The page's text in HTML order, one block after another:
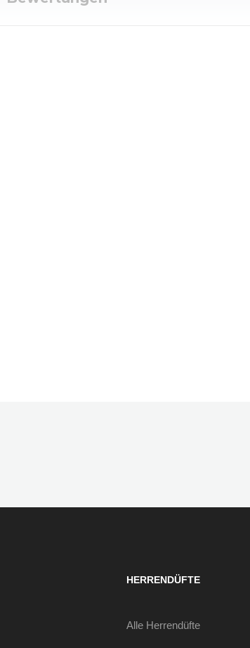
HERRENDÜFTE
Alle Herrendüfte